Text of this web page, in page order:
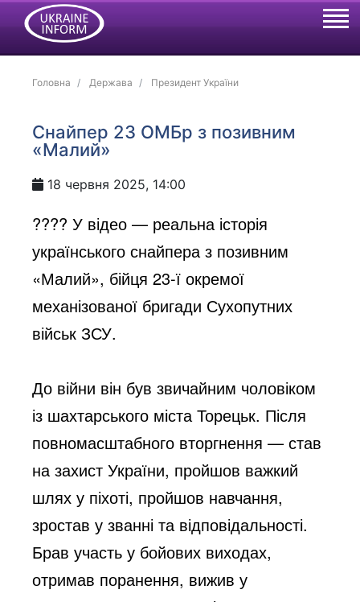
Головна Держава Президент України
Снайпер 23 ОМБр з позивним
«Малий»
18 червня 2025, 14:00
???? У відео — реальна історія
українського снайпера з позивним
«Малий», бійця 23-ї окремої
механізованої бригади Сухопутних
військ ЗСУ.
До війни він був звичайним чоловіком
із шахтарського міста Торецьк. Після
повномасштабного вторгнення — став
на захист України, пройшов важкий
шлях у піхоті, пройшов навчання,
зростав у званні та відповідальності.
Брав участь у бойових виходах,
отримав поранення, вижив у